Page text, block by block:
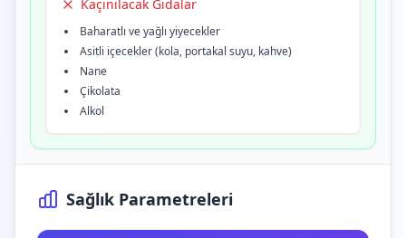
Kaçınılacak Gıdalar
Baharatlı ve yağlı yiyecekler
Asitli içecekler (kola, portakal suyu, kahve)
Nane
Çikolata
Alkol
Sağlık Parametreleri